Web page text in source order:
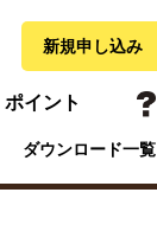
新規申し込み
ポイント
ダウンロード一覧